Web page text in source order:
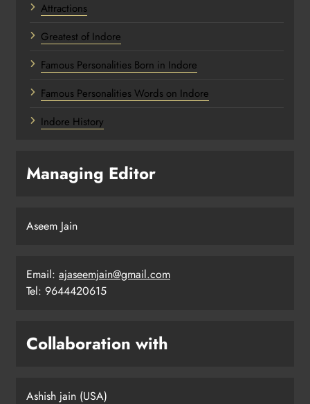
Attractions
Greatest of Indore
Famous Personalities Born in Indore
Famous Personalities Words on Indore
Indore History
Managing Editor
Aseem Jain
Email: ajaseemjain@gmail.com
Tel: 9644420615
Collaboration with
Ashish jain (USA)